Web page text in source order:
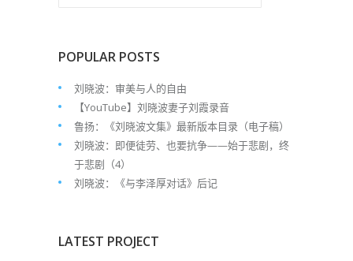
POPULAR POSTS
刘晓波：审美与人的自由
【YouTube】刘晓波妻子刘霞录音
鲁扬：《刘晓波文集》最新版本目录（电子稿）
刘晓波：即便徒劳、也要抗争——始于悲剧，终
于悲剧（4）
刘晓波：《与李泽厚对话》后记
LATEST PROJECT